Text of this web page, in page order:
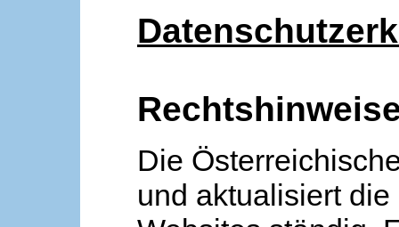
Die
und aktualisiert